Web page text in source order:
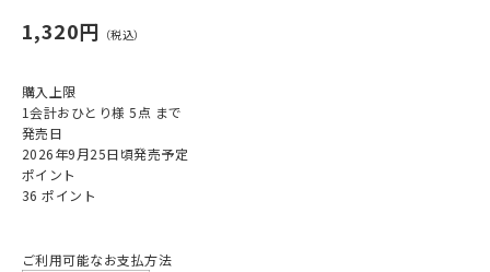
1,320円
購入上限
1会計おひとり様 5点 まで
発売日
2026年9月25日頃発売予定
ポイント
36 ポイント
ご利用可能なお支払方法